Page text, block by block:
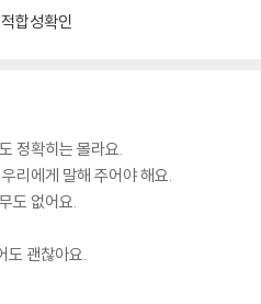
합성확인
정확히는 몰라요.
리에게 말해 주어야 해요.
도 없어요.
괜찮아요.